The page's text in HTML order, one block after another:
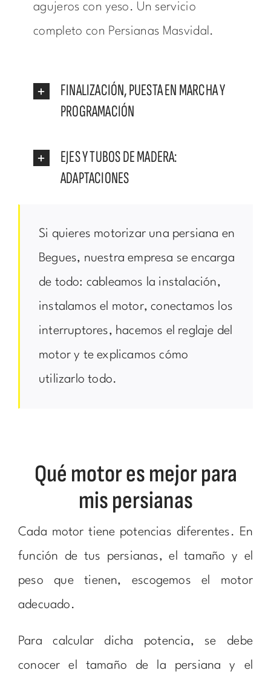
agujeros con yeso. Un servicio
completo con Persianas Masvidal.
FINALIZACIÓN, PUESTA EN MARCHA Y
PROGRAMACIÓN
EJES Y TUBOS DE MADERA:
ADAPTACIONES
Si quieres motorizar una persiana en
Begues, nuestra empresa se encarga
de todo: cableamos la instalación,
instalamos el motor, conectamos los
interruptores, hacemos el reglaje del
motor y te explicamos cómo
utilizarlo todo.
Qué motor es mejor para
mis persianas
Cada motor tiene potencias diferentes. En
función de tus persianas, el tamaño y el
peso que tienen, escogemos el motor
adecuado.
Para calcular dicha potencia, se debe
conocer el tamaño de la persiana y el